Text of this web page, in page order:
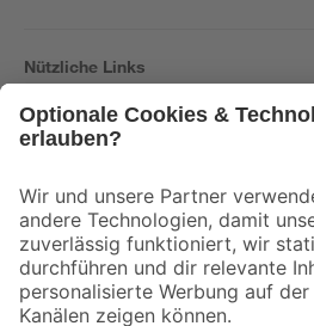
Nützliche Links
Der toom Newsletter: Keine Angebote und
Zur Newsletter Anmeldung
Folge uns